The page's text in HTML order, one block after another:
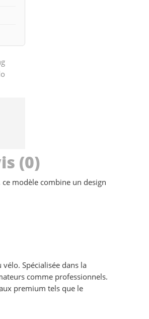
(0)
modèle combine un design
Spécialisée dans la
comme professionnels.
premium tels que le